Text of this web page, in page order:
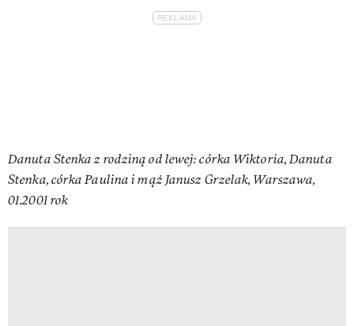
Danuta Stenka z rodziną od lewej: córka Wiktoria, Danuta
Stenka, córka Paulina i mąż Janusz Grzelak, Warszawa,
01.2001 rok